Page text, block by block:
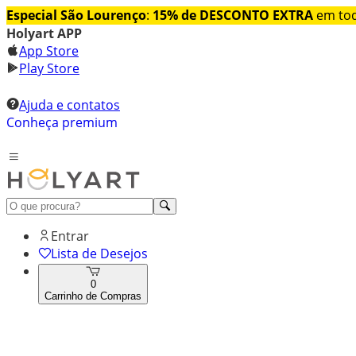
Especial São Lourenço: 15% de DESCONTO EXTRA em
Holyart APP
App Store
Play Store
Ajuda e contatos
Conheça premium
Entrar
Lista de Desejos
0
Carrinho de Compras